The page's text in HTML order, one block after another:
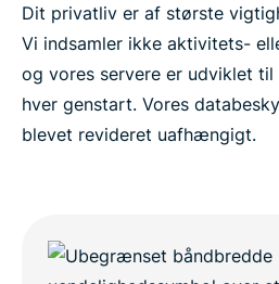
Dit privatliv er af største
Vi indsamler ikke aktivitets-
og vores servere er udviklet
hver genstart. Vores
blevet revideret uafhængigt.